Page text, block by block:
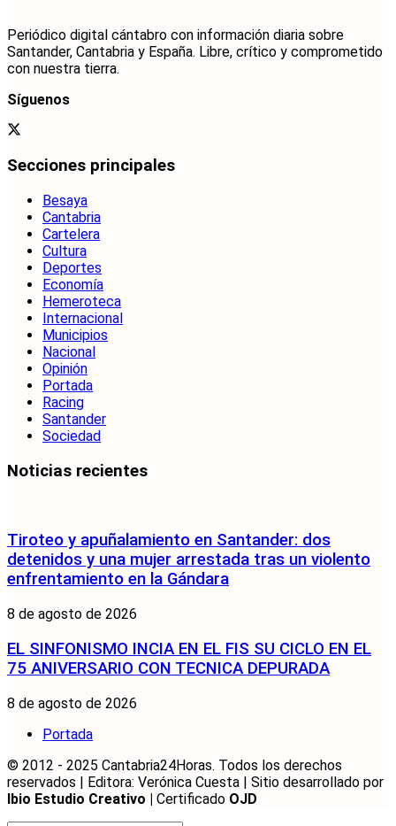
Periódico digital cántabro con información diaria sobre
Santander, Cantabria y España. Libre, crítico y comprometido
con nuestra tierra.
Síguenos
Secciones principales
Besaya
Cantabria
Cartelera
Cultura
Deportes
Economía
Hemeroteca
Internacional
Municipios
Nacional
Opinión
Portada
Racing
Santander
Sociedad
Noticias recientes
Tiroteo y apuñalamiento en Santander: dos
detenidos y una mujer arrestada tras un violento
enfrentamiento en la Gándara
8 de agosto de 2026
EL SINFONISMO INCIA EN EL FIS SU CICLO EN EL
75 ANIVERSARIO CON TECNICA DEPURADA
8 de agosto de 2026
Portada
© 2012 - 2025 Cantabria24Horas. Todos los derechos
reservados | Editora: Verónica Cuesta | Sitio desarrollado por
Ibio Estudio Creativo | Certificado OJD